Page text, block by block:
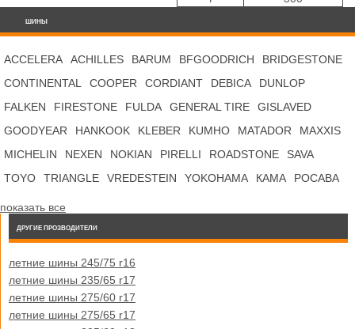
ШИНЫ
ACCELERA ACHILLES BARUM BFGOODRICH
BRIDGESTONE
CONTINENTAL
COOPER CORDIANT DEBICA
DUNLOP
FALKEN
FIRESTONE FULDA GENERAL TIRE
GISLAVED
GOODYEAR
HANKOOK KLEBER KUMHO MATADOR
MAXXIS
MICHELIN
NEXEN NOKIAN PIRELLI ROADSTONE
SAVA
TOYO
TRIANGLE VREDESTEIN YOKOHAMA КАМА РОСАВА
показать все
ДРУГИЕ ПРОЗВОДИТЕЛИ
летние шины 245/75 r16
летние шины 235/65 r17
летние шины 275/60 r17
летние шины 275/65 r17